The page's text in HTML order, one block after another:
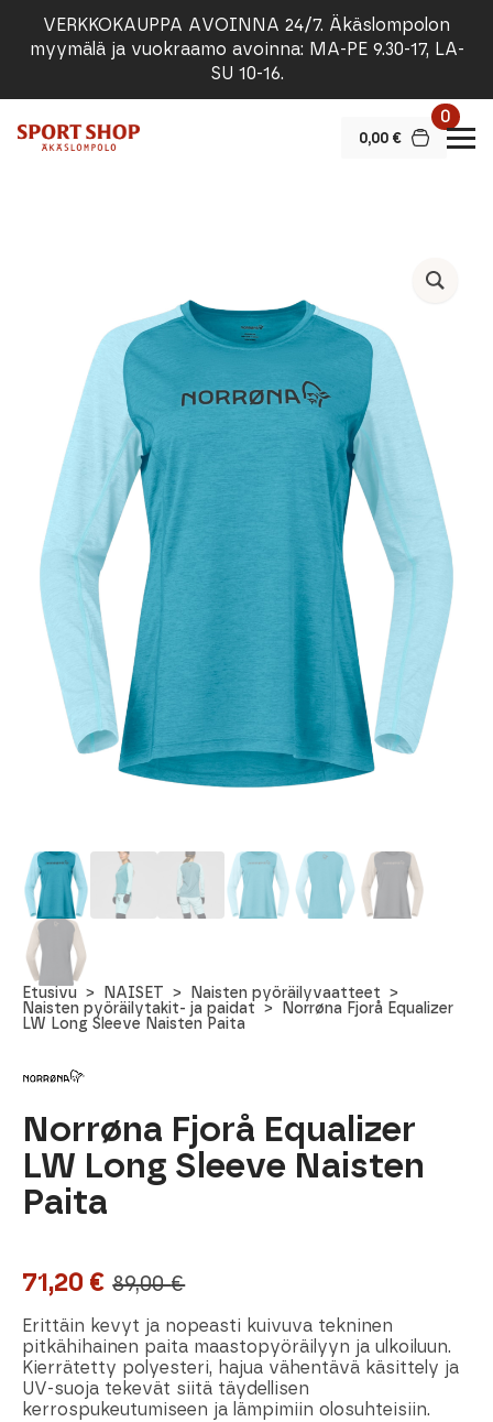
VERKKOKAUPPA AVOINNA 24/7. Äkäslompolon
myymälä ja vuokraamo avoinna: MA-PE 9.30-17, LA-
SU 10-16.
0,00 €
0
Etusivu NAISET
Naisten pyöräilyvaatteet
Naisten pyöräilytakit- ja paidat
Norrøna Fjorå Equalizer
LW Long Sleeve Naisten Paita
Norrøna Fjorå Equalizer
LW Long Sleeve Naisten
Paita
89,00€
Alkuperäinen
hinta
oli:
89,00 €.
71,20 €
Nykyinen
hinta
on:
71,20 €.
Erittäin kevyt ja nopeasti kuivuva tekninen
pitkähihainen paita maastopyöräilyyn ja ulkoiluun.
Kierrätetty polyesteri, hajua vähentävä käsittely ja
UV-suoja tekevät siitä täydellisen
kerrospukeutumiseen ja lämpimiin olosuhteisiin.